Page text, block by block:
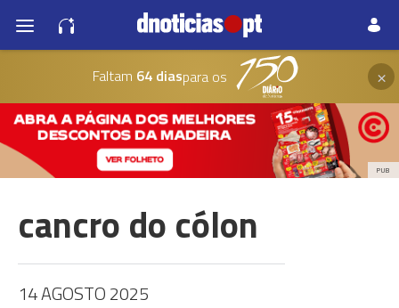
Faltam 64 diaspara os ×
PUB
cancro do cólon
14 AGOSTO 2025